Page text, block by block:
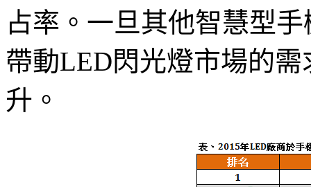
占率。一旦其他智慧型
帶動LED閃光燈市場的
升。